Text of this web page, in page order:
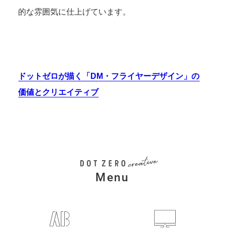
的な雰囲気に仕上げています。
ドットゼロが描く「DM・フライヤーデザイン」の
価値とクリエイティブ
Menu